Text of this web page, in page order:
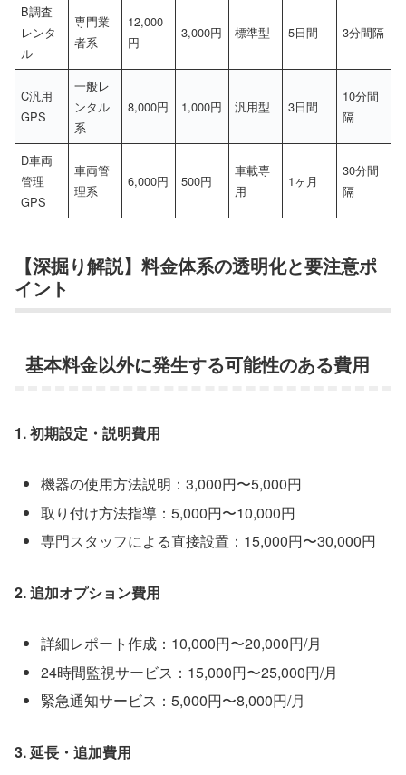
B調査
レンタ
ル
専門業
者系
12,000
円
3,000円 標準型 5日間 3分間隔
C汎用
GPS
一般レ
ンタル
系
8,000円 1,000円 汎用型 3日間
10分間
隔
D車両
管理
GPS
車両管
理系
6,000円 500円
車載専
用
1ヶ月
30分間
隔
【深掘り解説】料金体系の透明化と要注意ポ
イント
基本料金以外に発生する可能性のある費用
1. 初期設定・説明費用
機器の使用方法説明：3,000円〜5,000円
取り付け方法指導：5,000円〜10,000円
専門スタッフによる直接設置：15,000円〜30,000円
2. 追加オプション費用
詳細レポート作成：10,000円〜20,000円/月
24時間監視サービス：15,000円〜25,000円/月
緊急通知サービス：5,000円〜8,000円/月
3. 延長・追加費用